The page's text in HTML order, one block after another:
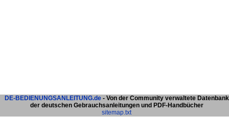
DE-BEDIENUNGSANLEITUNG.de- Von der Community verwaltete Datenbank
der deutschen Gebrauchsanleitungen und PDF-Handbücher
sitemap.txt